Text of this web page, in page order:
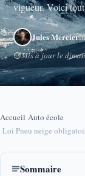
vigueur. Voici
Jules Mercier
Mis à jour le
Accueil Auto école
Loi Pneu neige
Sommaire